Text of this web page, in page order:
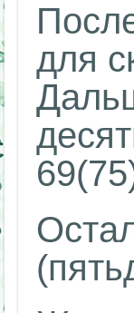
для